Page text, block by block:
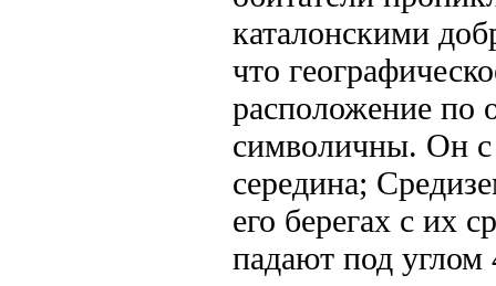
каталонскими
что
расположение по
символичны. Он
середина;
его берегах с их
па­дают под углом